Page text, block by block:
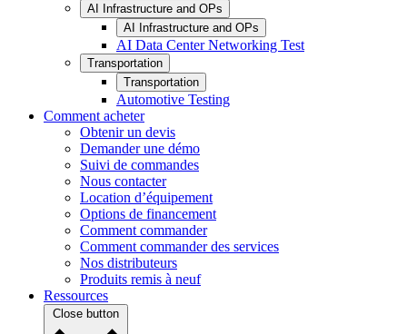
AI Infrastructure and OPs
AI Infrastructure and OPs
AI Data Center Networking Test
Transportation
Transportation
Automotive Testing
Comment acheter
Obtenir un devis
Demander une démo
Suivi de commandes
Nous contacter
Location d’équipement
Options de financement
Comment commander
Comment commander des services
Nos distributeurs
Produits remis à neuf
Ressources
Close button